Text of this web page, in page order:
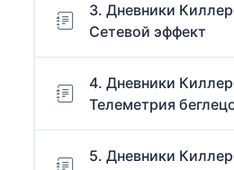
3. Дневники
Сетевой эффект
4. Дневники
Телеметрия
5. Дневники